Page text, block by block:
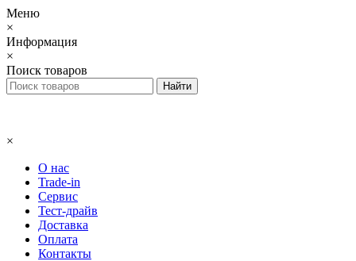
Меню
×
Информация
×
Поиск товаров
×
О нас
Trade-in
Сервис
Тест-драйв
Доставка
Оплата
Контакты